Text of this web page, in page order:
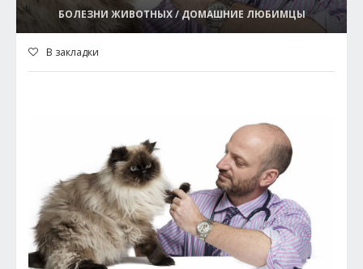
БОЛЕЗНИ ЖИВОТНЫХ / ДОМАШНИЕ ЛЮБИМЦЫ
В закладки